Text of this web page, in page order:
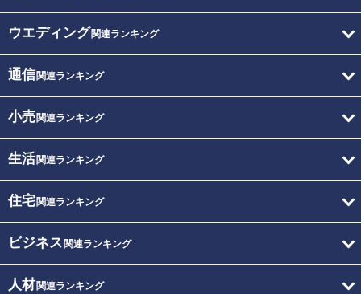
ウエディング関連ランキング
通信関連ランキング
小売関連ランキング
生活関連ランキング
住宅関連ランキング
ビジネス 関連ランキング
人材関連ランキング